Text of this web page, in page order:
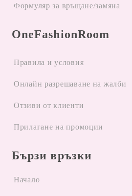
Формуляр за връщане/замяна
OneFashionRoom
Правила и условия
Oнлайн разрешаване на жалби
Отзиви от клиенти
Прилагане на промоции
Бързи връзки
Начало